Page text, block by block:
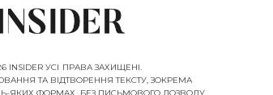
INSIDER УСІ ПРАВА ЗАХИЩЕНІ.
ТА ВІДТВОРЕННЯ ТЕКСТУ, ЗОКРЕМА